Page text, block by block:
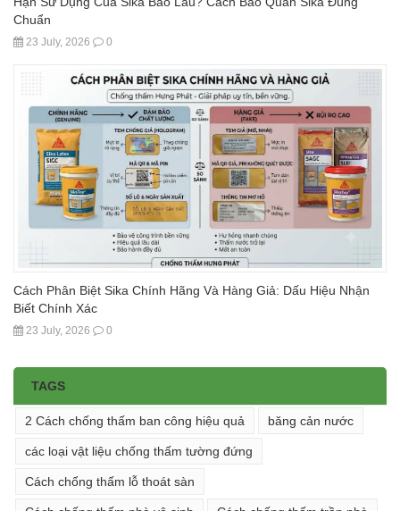
Chuẩn
23 July, 2026 0
Cách Phân Biệt Sika Chính Hãng Và Hàng Giả: Dấu Hiệu Nhận
Biết Chính Xác
23 July, 2026 0
TAGS
2 Cách chống thấm ban công hiệu quả băng cản nước
các loại vật liệu chống thấm tường đứng
Cách chống thấm lỗ thoát sàn